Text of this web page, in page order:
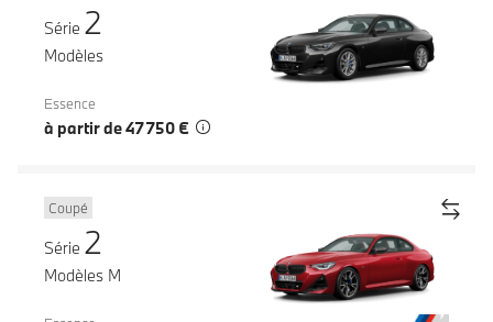
Série 2
Modèles
Essence
à partir de 47 750 €
Coupé
Série 2
Modèles M